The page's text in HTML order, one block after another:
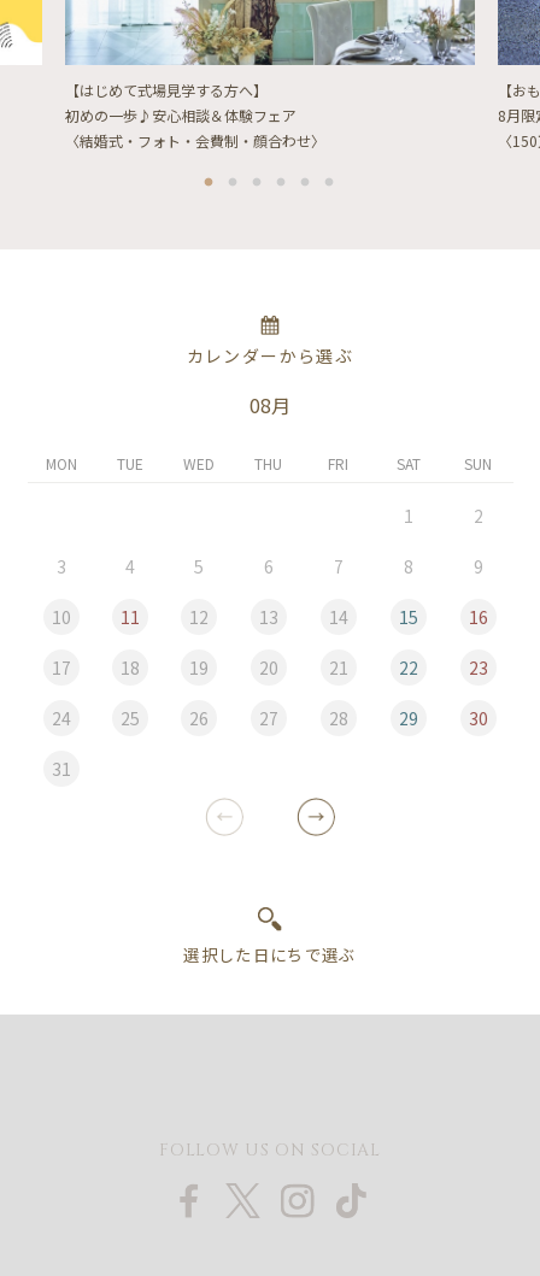
【はじめて式場見学する方へ】
初めの一歩♪安心相談＆体験フェア
〈結婚式・フォト・会費制・顔合わせ〉
【お
8月限
〈
カレンダーから選ぶ
08月
MON TUE WED THU FRI SAT SUN
1 2
3 4 5 6 7 8 9
10 11 12 13 14 15 16
17 18 19 20 21 22 23
24 25 26 27 28 29 30
31
FOLLOW US ON SOCIAL